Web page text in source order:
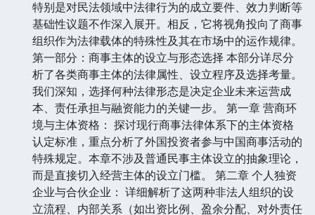
特别是对民法领域中法律行为的成立要件、效力判断等
基础性议题不作深入展开。相反，它将视角投向了商事
组织作为法律载体的特殊性及其在市场中的运作规律。
第一部分：商事主体的设立与形态选择 本部分详尽分
析了各类商事主体的法律属性、设立程序及选择考量。
我们深知，选择何种法律形态是决定企业未来运营成
本、责任承担与融资能力的关键一步。 第一章 营商环
境与主体资格： 探讨现行商事法律体系下的主体资格
认定标准，重点分析了外国投资者参与中国商事活动的
特殊规定。本章不涉及普通民事主体设立的抽象理论，
而是直接切入经营主体的设立门槛。 第二章 个人独资
企业与合伙企业： 详细解析了这两种非法人组织的设
立流程、内部关系（如出资比例、盈余分配、对外责任